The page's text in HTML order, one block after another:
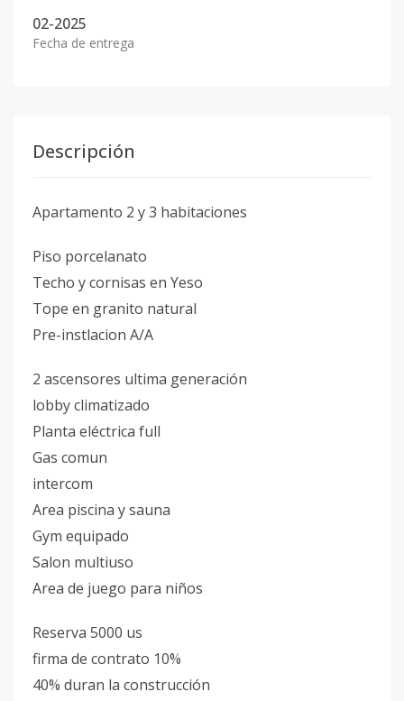
02-2025
Fecha de entrega
Descripción
Apartamento 2 y 3 habitaciones
Piso porcelanato
Techo y cornisas en Yeso
Tope en granito natural
Pre-instlacion A/A
2 ascensores ultima generación
lobby climatizado
Planta eléctrica full
Gas comun
intercom
Area piscina y sauna
Gym equipado
Salon multiuso
Area de juego para niños
Reserva 5000 us
firma de contrato 10%
40% duran la construcción